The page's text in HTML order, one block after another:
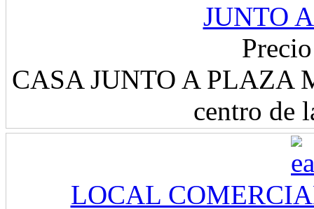
JUNTO
CASA JUNTO A PLAZA
centro de
LOCAL